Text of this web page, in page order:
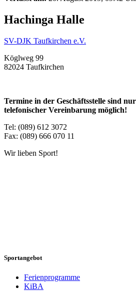
Hachinga Halle
SV-DJK Taufkirchen e.V.
Köglweg 99
82024 Taufkirchen
Termine in der Geschäftsstelle sind
telefonischer Vereinbarung möglich!
Tel: (089) 612 3072
Fax: (089) 666 070 11
Wir lieben Sport!
Sportangebot
Ferienprogramme
KiBA